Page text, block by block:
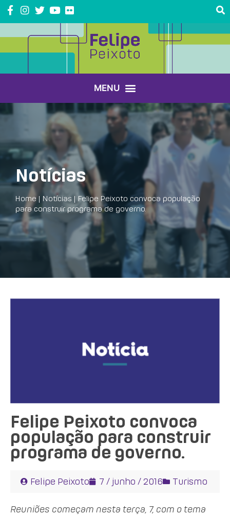
Notícias
Home| Notícias | Felipe Peixoto convoca população
para construir programa de governo.
Felipe Peixoto convoca
população para construir
programa de governo.
Felipe Peixoto 7 / junho / 2016 Turismo
Reuniões começam nesta terça, 7, com o tema